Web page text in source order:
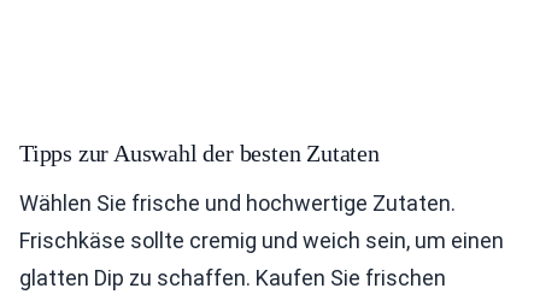
Tipps zur Auswahl der besten Zutaten
Wählen Sie frische und hochwertige Zutaten.
Frischkäse sollte cremig und weich sein, um einen
glatten Dip zu schaffen. Kaufen Sie frischen